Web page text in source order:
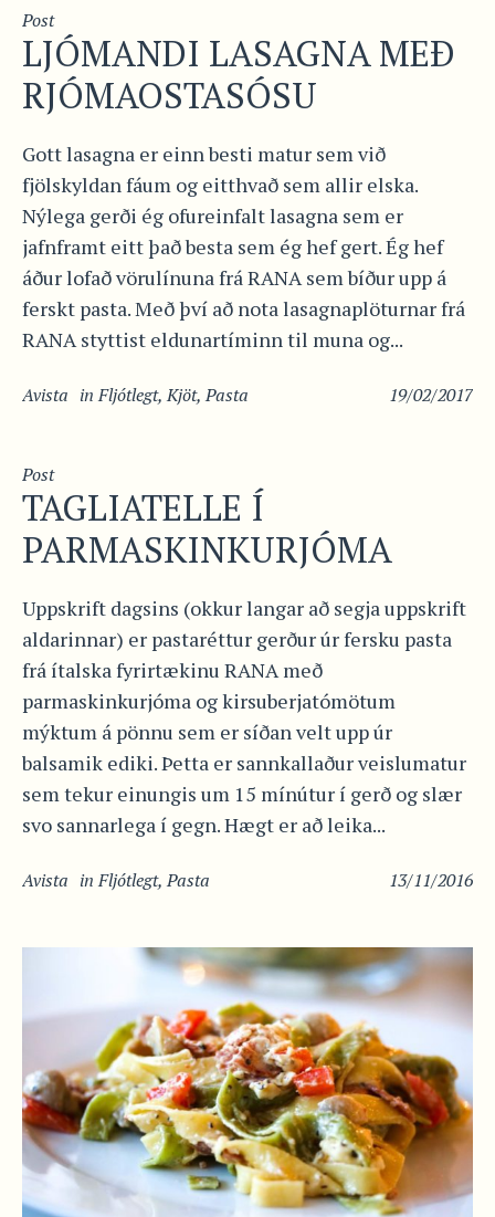
Post
LJÓMANDI LASAGNA MEÐ
RJÓMAOSTASÓSU
Gott lasagna er einn besti matur sem við
fjölskyldan fáum og eitthvað sem allir elska.
Nýlega gerði ég ofureinfalt lasagna sem er
jafnframt eitt það besta sem ég hef gert. Ég hef
áður lofað vörulínuna frá RANA sem bíður upp á
ferskt pasta. Með því að nota lasagnaplöturnar frá
RANA styttist eldunartíminn til muna og...
19/02/2017
Avista inFljótlegt,Kjöt,Pasta
Post
TAGLIATELLE Í
PARMASKINKURJÓMA
Uppskrift dagsins (okkur langar að segja uppskrift
aldarinnar) er pastaréttur gerður úr fersku pasta
frá ítalska fyrirtækinu RANA með
parmaskinkurjóma og kirsuberjatómötum
mýktum á pönnu sem er síðan velt upp úr
balsamik ediki. Þetta er sannkallaður veislumatur
sem tekur einungis um 15 mínútur í gerð og slær
svo sannarlega í gegn. Hægt er að leika...
13/11/2016
Avista inFljótlegt,Pasta